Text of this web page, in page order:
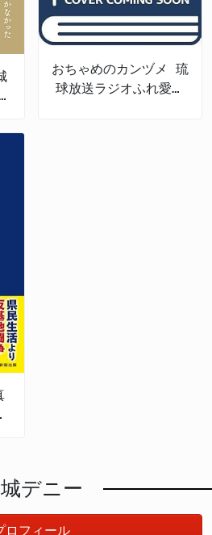
おちゃめのカンヅメ 琉
球放送ラジオふれ愛パ
デニー
ロフィール